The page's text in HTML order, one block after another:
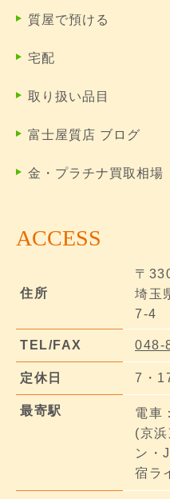
質屋で預ける
宅配
取り扱い品目
富士屋質店 ブログ
金・プラチナ買取相場
ACCESS
住所
〒
埼玉
7-4
TEL/FAX 048-
定休日 7・
最寄駅
電車
(京
ン・
宿ラ